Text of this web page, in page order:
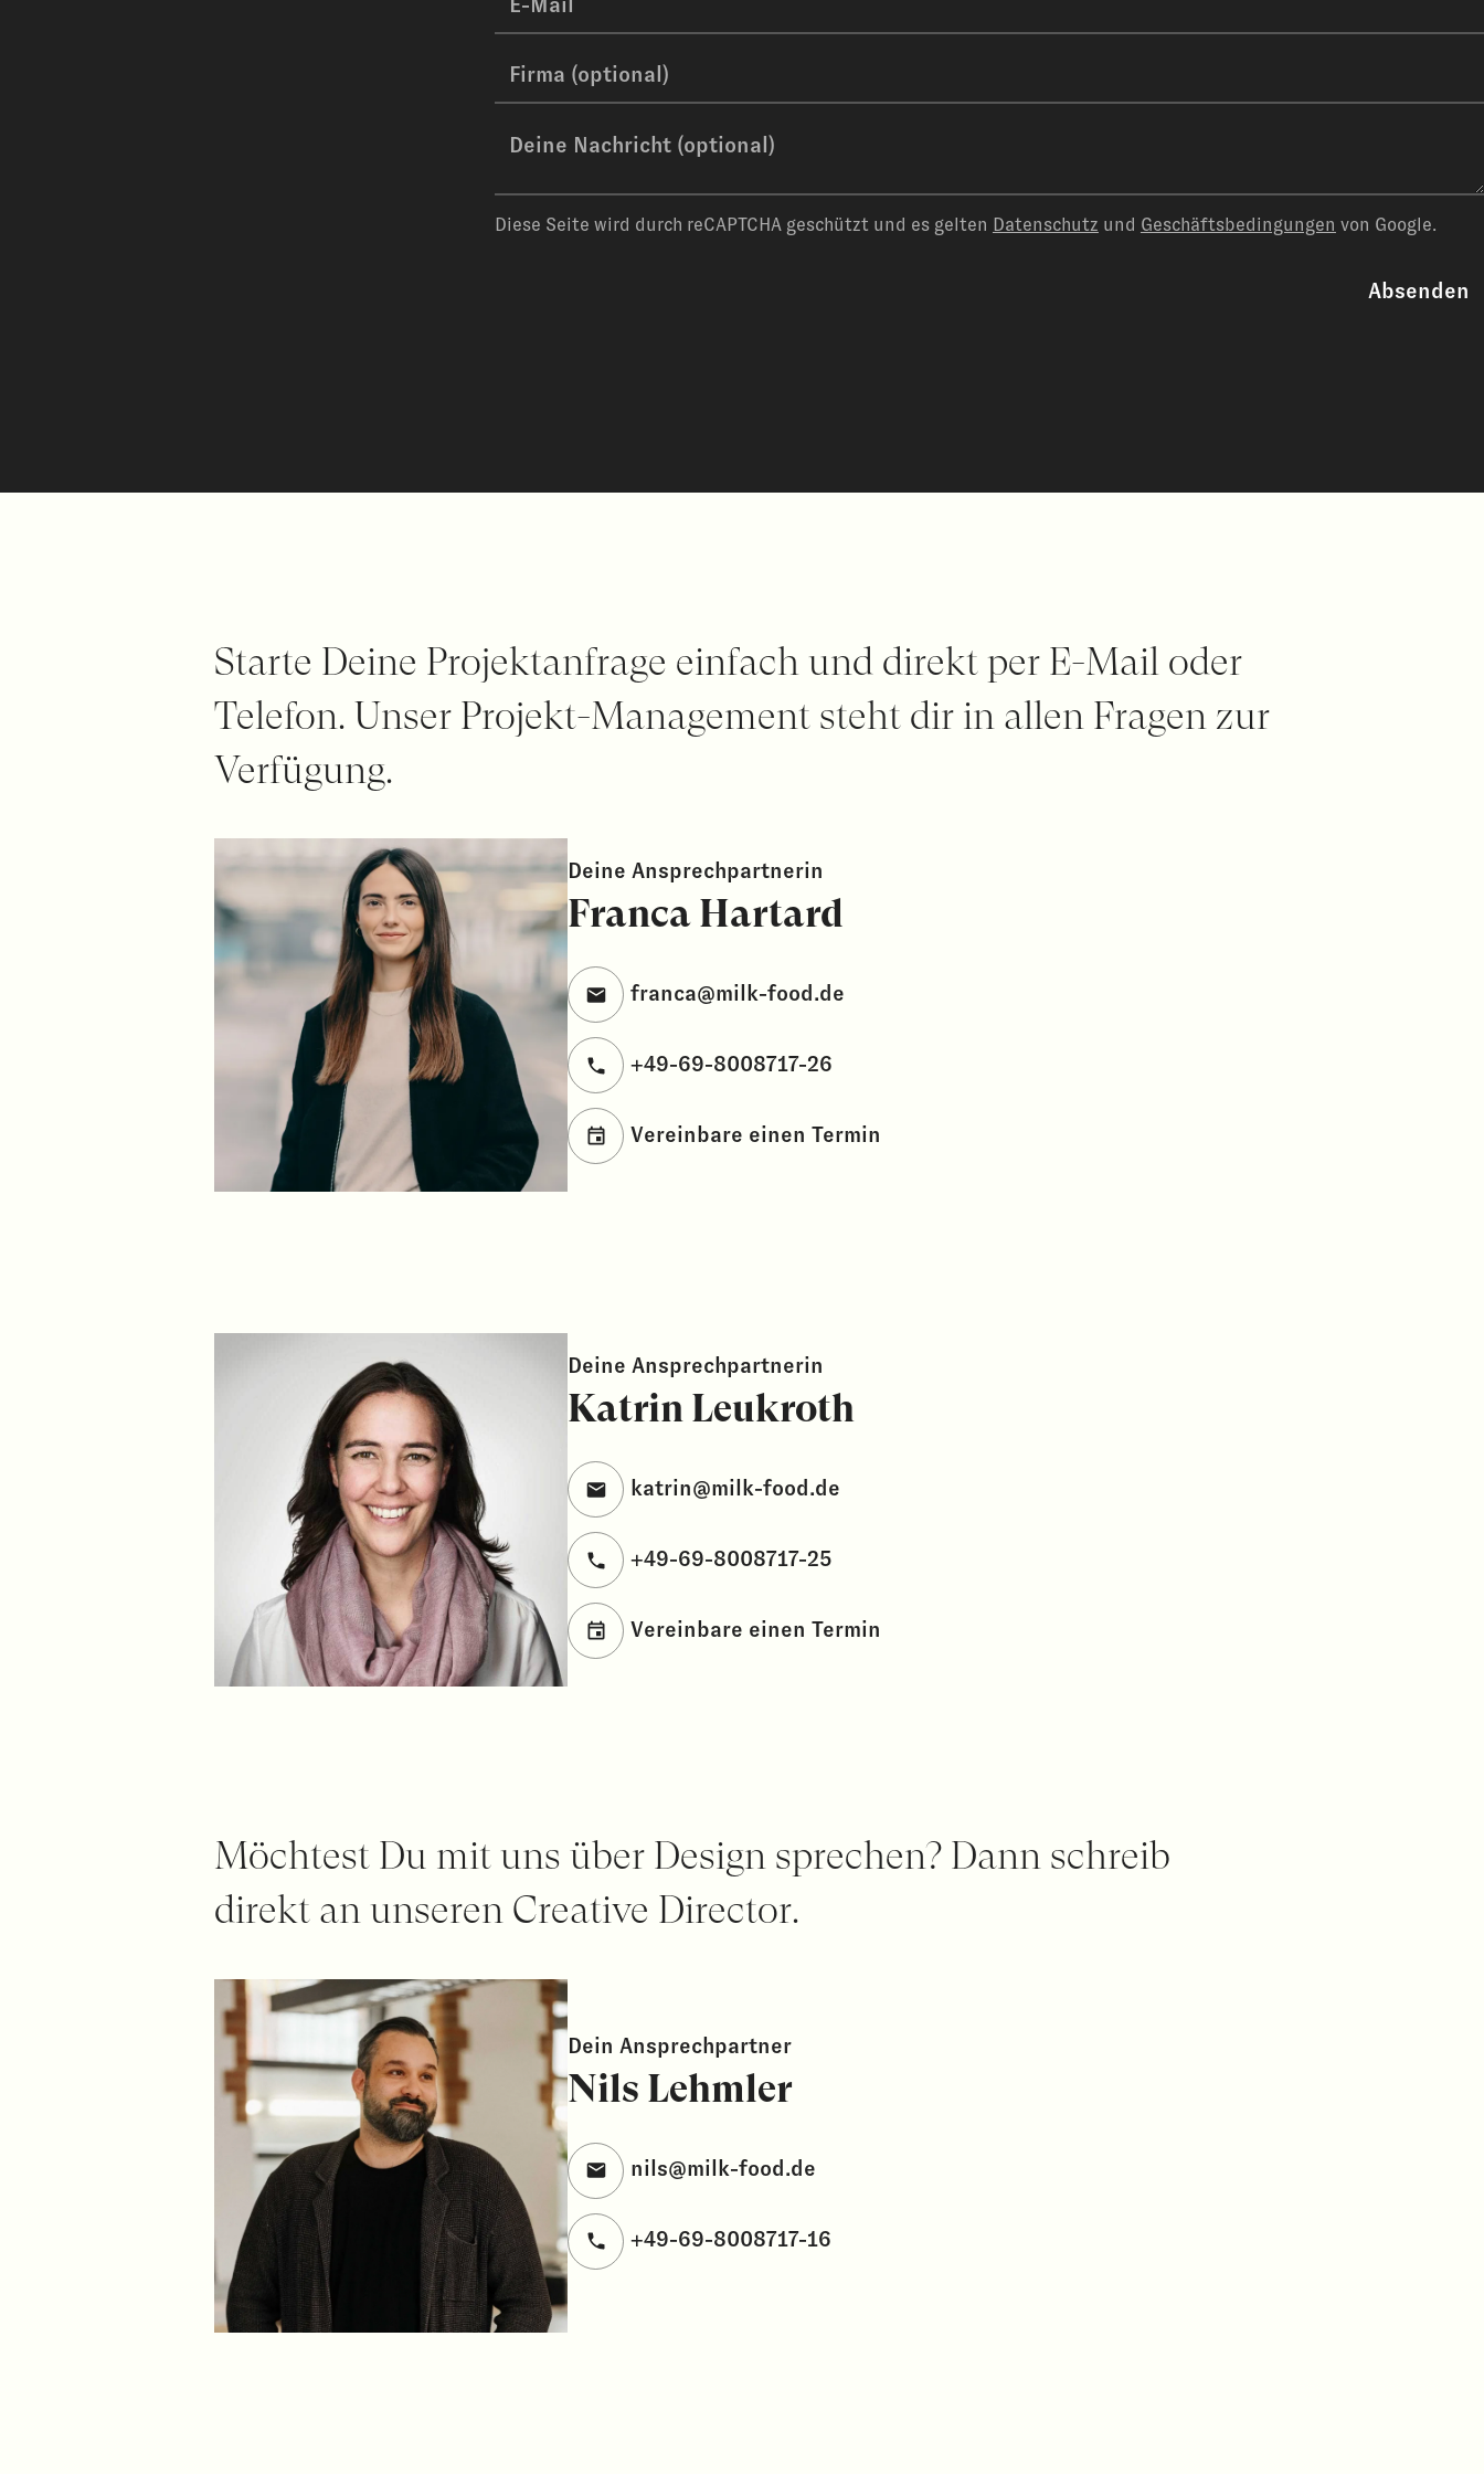
c
h
Diese Seite wird durch reCAPTCHA geschützt und es gelten Datenschutz und Geschäftsbedingungen von Google.
Absenden
Starte Deine Projektanfrage einfach und direkt per E-Mail oder
Telefon. Unser Projekt-Management steht dir in allen Fragen zur
Verfügung.
Deine Ansprechpartnerin
Franca Hartard
franca@milk-food.de
+49-69-8008717-26
Vereinbare einen Termin
Deine Ansprechpartnerin
Katrin Leukroth
katrin@milk-food.de
+49-69-8008717-25
Vereinbare einen Termin
Möchtest Du mit uns über Design sprechen? Dann schreib
direkt an unseren Creative Director.
Dein Ansprechpartner
Nils Lehmler
nils@milk-food.de
+49-69-8008717-16